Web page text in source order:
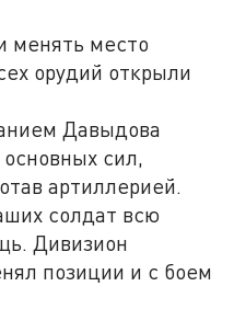
менять место
орудий открыли
Давыдова
сил,
артиллерией.
солдат всю
Дивизион
позиции и с боем